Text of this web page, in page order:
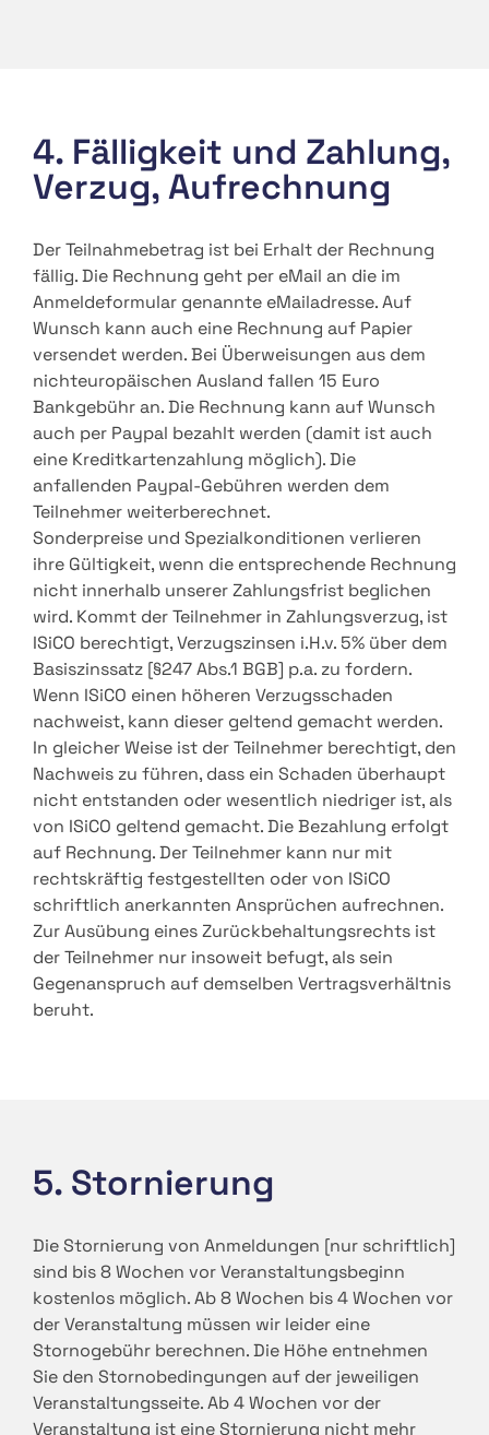
4. Fälligkeit und Zahlung,
Verzug, Aufrechnung
Der Teilnahmebetrag ist bei Erhalt der Rechnung
fällig. Die Rechnung geht per eMail an die im
Anmeldeformular genannte eMailadresse. Auf
Wunsch kann auch eine Rechnung auf Papier
versendet werden. Bei Überweisungen aus dem
nichteuropäischen Ausland fallen 15 Euro
Bankgebühr an. Die Rechnung kann auf Wunsch
auch per Paypal bezahlt werden (damit ist auch
eine Kreditkartenzahlung möglich). Die
anfallenden Paypal-Gebühren werden dem
Teilnehmer weiterberechnet.
Sonderpreise und Spezialkonditionen verlieren
ihre Gültigkeit, wenn die entsprechende Rechnung
nicht innerhalb unserer Zahlungsfrist beglichen
wird. Kommt der Teilnehmer in Zahlungsverzug, ist
ISiCO berechtigt, Verzugszinsen i.H.v. 5% über dem
Basiszinssatz [§247 Abs.1 BGB] p.a. zu fordern.
Wenn ISiCO einen höheren Verzugsschaden
nachweist, kann dieser geltend gemacht werden.
In gleicher Weise ist der Teilnehmer berechtigt, den
Nachweis zu führen, dass ein Schaden überhaupt
nicht entstanden oder wesentlich niedriger ist, als
von ISiCO geltend gemacht. Die Bezahlung erfolgt
auf Rechnung. Der Teilnehmer kann nur mit
rechtskräftig festgestellten oder von ISiCO
schriftlich anerkannten Ansprüchen aufrechnen.
Zur Ausübung eines Zurückbehaltungsrechts ist
der Teilnehmer nur insoweit befugt, als sein
Gegenanspruch auf demselben Vertragsverhältnis
beruht.
5. Stornierung
Die Stornierung von Anmeldungen [nur schriftlich]
sind bis 8 Wochen vor Veranstaltungsbeginn
kostenlos möglich. Ab 8 Wochen bis 4 Wochen vor
der Veranstaltung müssen wir leider eine
Stornogebühr berechnen. Die Höhe entnehmen
Sie den Stornobedingungen auf der jeweiligen
Veranstaltungsseite. Ab 4 Wochen vor der
Veranstaltung ist eine Stornierung nicht mehr